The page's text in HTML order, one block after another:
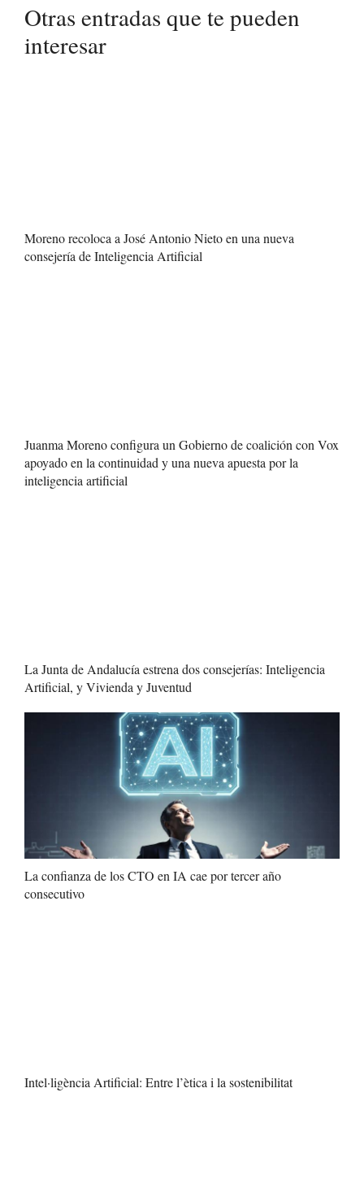
Otras entradas que te pueden
interesar
Moreno recoloca a José Antonio Nieto en una nueva
consejería de Inteligencia Artificial
Juanma Moreno configura un Gobierno de coalición con Vox
apoyado en la continuidad y una nueva apuesta por la
inteligencia artificial
La Junta de Andalucía estrena dos consejerías: Inteligencia
Artificial, y Vivienda y Juventud
La confianza de los CTO en IA cae por tercer año
consecutivo
Intel·ligència Artificial: Entre l’ètica i la sostenibilitat